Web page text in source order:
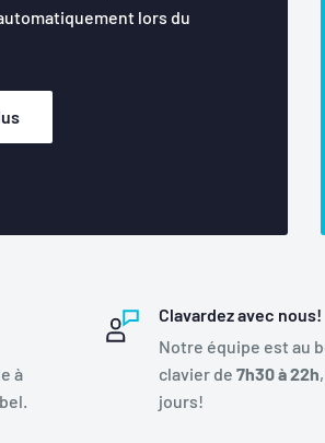
lors du
à
Clavardez avec nous!
Notre équipe est au
clavier de 7h30 à 22h
jours!